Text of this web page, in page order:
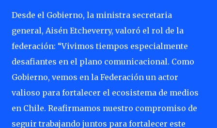
Desde el Gobierno, la ministra secretaria
general, Aisén Etcheverry, valoró el rol de la
federación: “Vivimos tiempos especialmente
desafiantes en el plano comunicacional. Como
Gobierno, vemos en la Federación un actor
valioso para fortalecer el ecosistema de medios
en Chile. Reafirmamos nuestro compromiso de
seguir trabajando juntos para fortalecer este